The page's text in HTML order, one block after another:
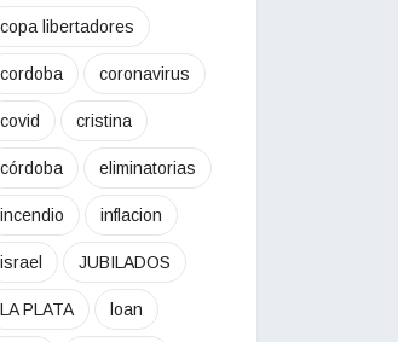
copa libertadores
cordoba coronavirus
covid cristina
córdoba eliminatorias
incendio inflacion
israel JUBILADOS
LA PLATA loan